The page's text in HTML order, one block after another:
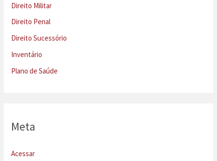
Direito Militar
Direito Penal
Direito Sucessório
Inventário
Plano de Saúde
Meta
Acessar